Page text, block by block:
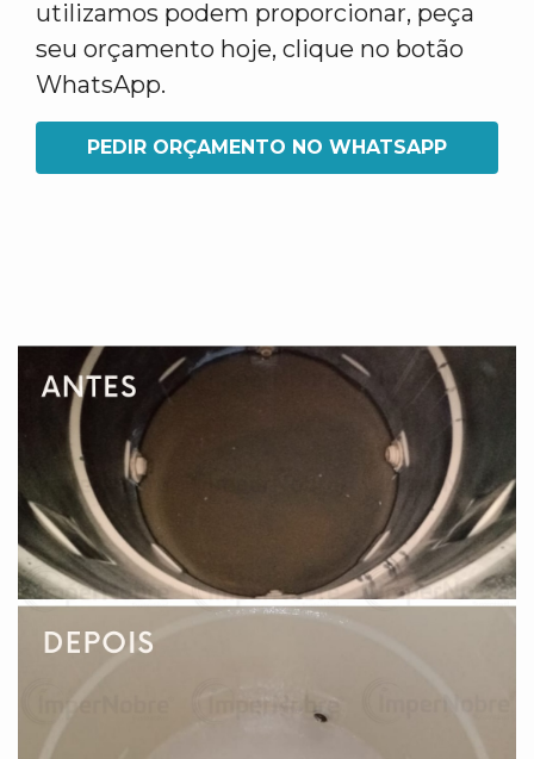
utilizamos podem proporcionar, peça
seu orçamento hoje, clique no botão
WhatsApp.
PEDIR ORÇAMENTO NO WHATSAPP